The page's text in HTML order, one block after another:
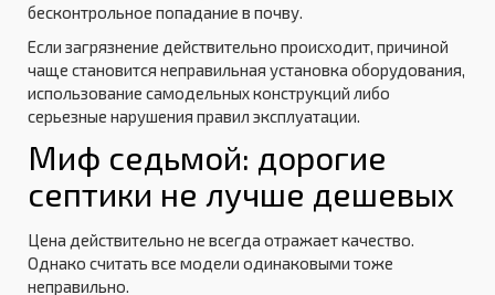
бесконтрольное попадание в почву.
Если загрязнение действительно происходит, причиной
чаще становится неправильная установка оборудования,
использование самодельных конструкций либо
серьезные нарушения правил эксплуатации.
Миф седьмой: дорогие
септики не лучше дешевых
Цена действительно не всегда отражает качество.
Однако считать все модели одинаковыми тоже
неправильно.